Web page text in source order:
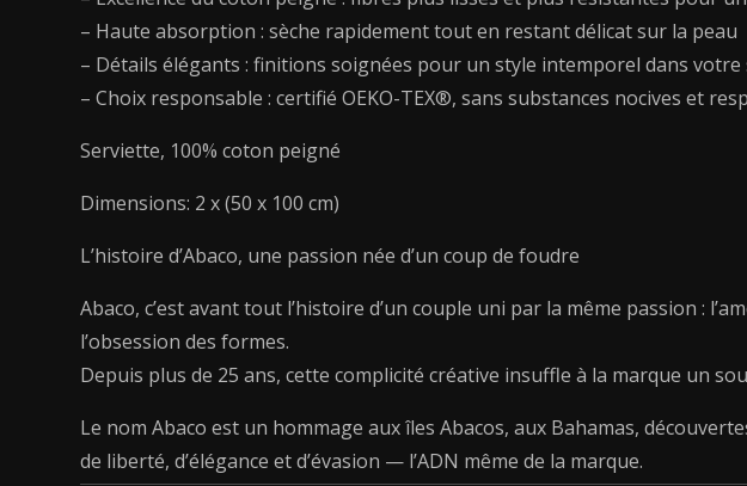
– Haute absorption : sèche rapidement tout en restant délicat sur la peau
– Détails élégants : finitions soignées pour un style intemporel dans votre
– Choix responsable : certifié OEKO-TEX®, sans substances nocives et
Serviette, 100% coton peigné
Dimensions: 2 x (50 x 100 cm)
L’histoire d’Abaco, une passion née d’un coup de foudre
Abaco, c’est avant tout l’histoire d’un couple uni par la même passion :
l’obsession des formes.
Depuis plus de 25 ans, cette complicité créative insuffle à la marque un
Le nom Abaco est un hommage aux îles Abacos, aux Bahamas,
de liberté, d’élégance et d’évasion — l’ADN même de la marque.